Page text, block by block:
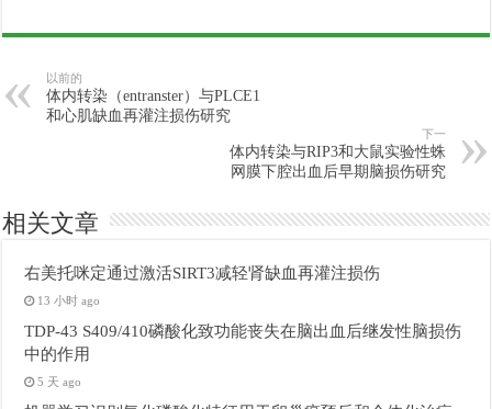
以前的
体内转染（entranster）与PLCE1
和心肌缺血再灌注损伤研究
下一
体内转染与RIP3和大鼠实验性蛛
网膜下腔出血后早期脑损伤研究
相关文章
右美托咪定通过激活SIRT3减轻肾缺血再灌注损伤
13 小时 ago
TDP-43 S409/410磷酸化致功能丧失在脑出血后继发性脑损伤
中的作用
5 天 ago